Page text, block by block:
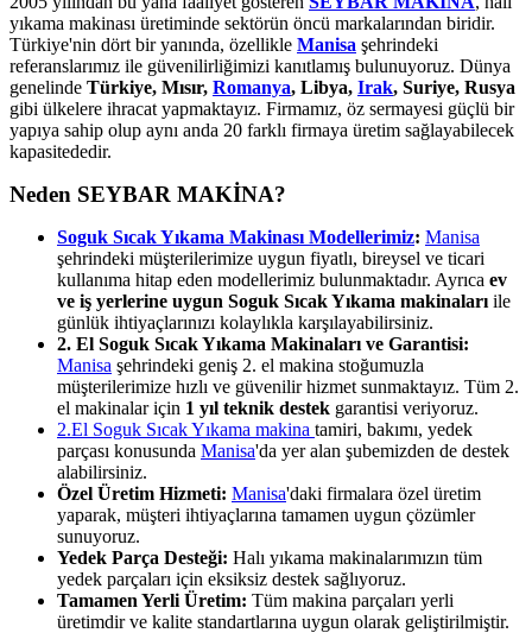
yıkama makinası üretiminde sektörün öncü markalarından biridir.
Türkiye'nin dört bir yanında, özellikle Manisa şehrindeki
referanslarımız ile güvenilirliğimizi kanıtlamış bulunuyoruz. Dünya
genelinde Türkiye, Mısır, Romanya, Libya, Irak, Suriye, Rusya
gibi ülkelere ihracat yapmaktayız. Firmamız, öz sermayesi güçlü bir
yapıya sahip olup aynı anda 20 farklı firmaya üretim sağlayabilecek
kapasitededir.
Neden SEYBAR MAKİNA?
Soguk Sıcak Yıkama Makinası Modellerimiz: Manisa
şehrindeki müşterilerimize uygun fiyatlı, bireysel ve ticari
kullanıma hitap eden modellerimiz bulunmaktadır. Ayrıca ev
ve iş yerlerine uygun Soguk Sıcak Yıkama makinaları ile
günlük ihtiyaçlarınızı kolaylıkla karşılayabilirsiniz.
2. El Soguk Sıcak Yıkama Makinaları ve Garantisi:
Manisa şehrindeki geniş 2. el makina stoğumuzla
müşterilerimize hızlı ve güvenilir hizmet sunmaktayız. Tüm 2.
el makinalar için 1 yıl teknik destek garantisi veriyoruz.
2.El Soguk Sıcak Yıkama makina tamiri, bakımı, yedek
parçası konusunda Manisa'da yer alan şubemizden de destek
alabilirsiniz.
Özel Üretim Hizmeti: Manisa'daki firmalara özel üretim
yaparak, müşteri ihtiyaçlarına tamamen uygun çözümler
sunuyoruz.
Yedek Parça Desteği: Halı yıkama makinalarımızın tüm
yedek parçaları için eksiksiz destek sağlıyoruz.
Tamamen Yerli Üretim: Tüm makina parçaları yerli
üretimdir ve kalite standartlarına uygun olarak geliştirilmiştir.